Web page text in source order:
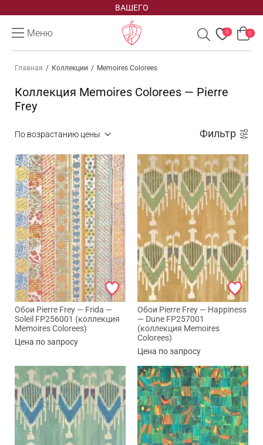
ВАШЕГО
Меню 0 0
Главная / Коллекции / Memoires Colorees
Коллекция Memoires Colorees — Pierre
Frey
Фильтр
Обои Pierre Frey — Frida —
Soleil FP256001 (коллекция
Memoires Colorees)
Цена по запросу
Обои Pierre Frey — Happiness
— Dune FP257001
(коллекция Memoires
Colorees)
Цена по запросу